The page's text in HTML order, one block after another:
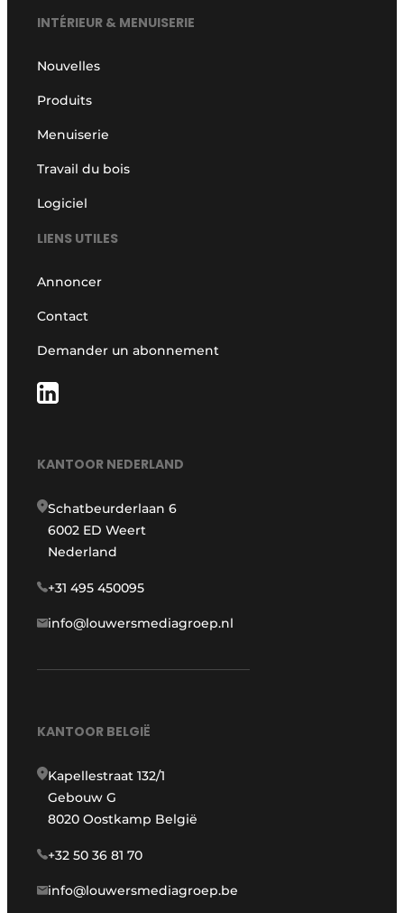
INTÉRIEUR & MENUISERIE
Nouvelles
Produits
Menuiserie
Travail du bois
Logiciel
LIENS UTILES
Annoncer
Contact
Demander un abonnement
KANTOOR NEDERLAND
Schatbeurderlaan 6
6002 ED Weert
Nederland
+31 495 450095
info@louwersmediagroep.nl
KANTOOR BELGIË
Kapellestraat 132/1
Gebouw G
8020 Oostkamp België
+32 50 36 81 70
info@louwersmediagroep.be